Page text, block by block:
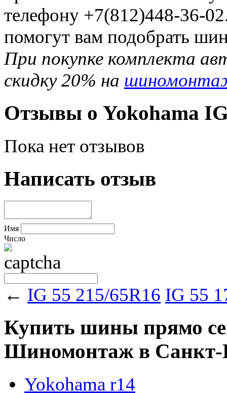
телефону +7(812)448-36-
помогут вам подобрать
При покупке комплекта
скидку 20% на
Отзывы о Yokohama
Пока нет отзывов
Написать отзыв
Имя
Число
← IG 55 215/65R16 IG 55
Купить шины прямо
Шиномонтаж в Санкт-
Yokohama r14